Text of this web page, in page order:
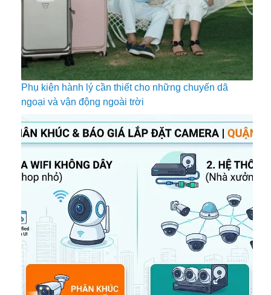
Phụ kiện hành lý cần thiết cho những chuyến dã
ngoại và vận động ngoài trời